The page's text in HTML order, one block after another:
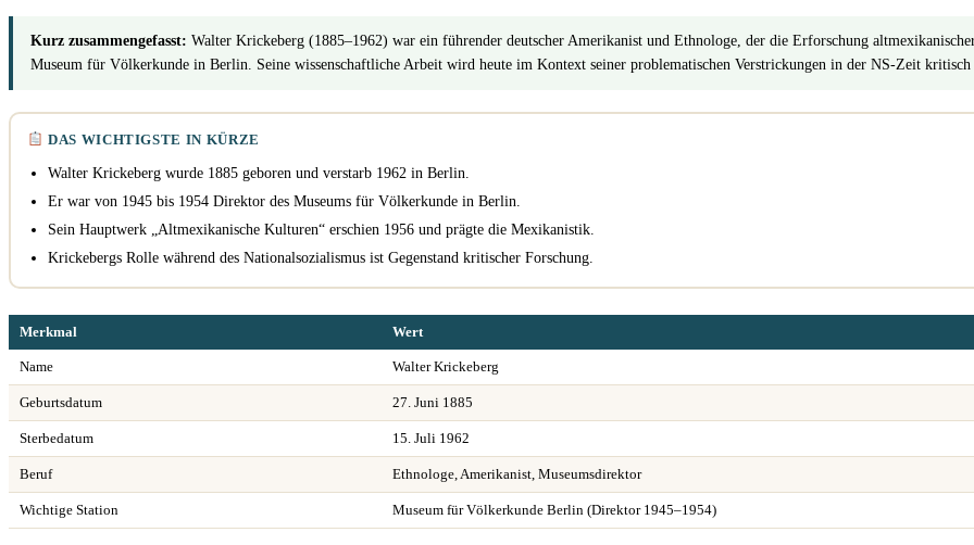
Kurz zusammengefasst: Walter Krickeberg (1885–1962) war ein führender deutscher Amerikanist und Ethnologe, der die Erforschung
Museum für Völkerkunde in Berlin. Seine wissenschaftliche Arbeit wird heute im Kontext seiner problematischen Verstrickungen in der NS-Zeit kritisch
DAS WICHTIGSTE IN KÜRZE
Walter Krickeberg wurde 1885 geboren und verstarb 1962 in Berlin.
Er war von 1945 bis 1954 Direktor des Museums für Völkerkunde in Berlin.
Sein Hauptwerk „Altmexikanische Kulturen“ erschien 1956 und prägte die Mexikanistik.
Krickebergs Rolle während des Nationalsozialismus ist Gegenstand kritischer Forschung.
Merkmal Wert
Name Walter Krickeberg
Geburtsdatum 27. Juni 1885
Sterbedatum 15. Juli 1962
Beruf Ethnologe, Amerikanist, Museumsdirektor
Wichtige Station Museum für Völkerkunde Berlin (Direktor 1945–1954)